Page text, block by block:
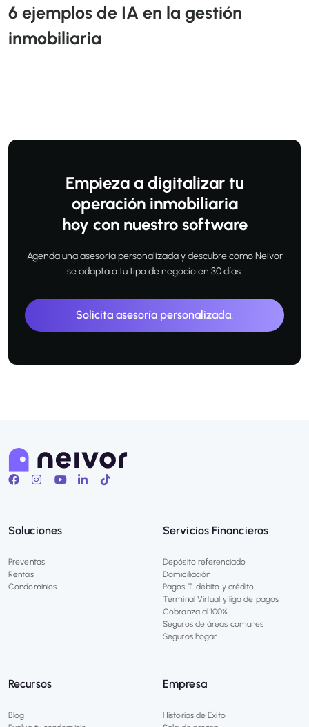
6 ejemplos de IA en la gestión
inmobiliaria
Empieza a digitalizar tu
operación inmobiliaria
hoy con nuestro software
Agenda una asesoría personalizada y descubre cómo Neivor
se adapta a tu tipo de negocio en 30 días.
Solicita asesoría personalizada.
Soluciones
Preventas
Rentas
Condominios
Servicios Financieros
Depósito referenciado
Domiciliación
Pagos T. débito y crédito
Terminal Virtual y liga de pagos
Cobranza al 100%
Seguros de áreas comunes
Seguros hogar
Recursos
Blog
Empresa
Historias de Éxito